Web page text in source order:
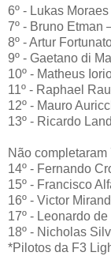
6º - Lukas
7º - Bruno Etman
8º - Artur
9º - Gaetano di
10º - Matheus
11º - Raphael
12º - Mauro
13º - Ricardo
Não
14º - Fernando
15º - Francisco
16º - Victor
17º - Leonardo
18º - Nicholas
*Pilotos da F3